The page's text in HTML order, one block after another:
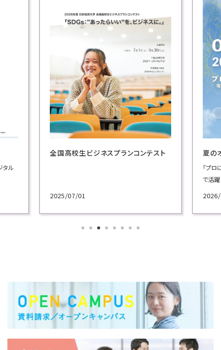
高校生ビジネスプランコンテスト 夏のオープンキャンパス
「プロに学ぶ超実践講義」
で活躍してきた実務家教員
講義を体験してください！